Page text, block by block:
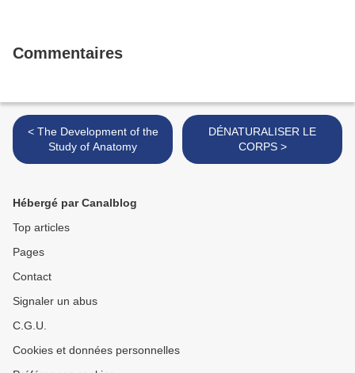
Commentaires
< The Development of the
Study of Anatomy
DÉNATURALISER LE
CORPS >
Hébergé par Canalblog
Top articles
Pages
Contact
Signaler un abus
C.G.U.
Cookies et données personnelles